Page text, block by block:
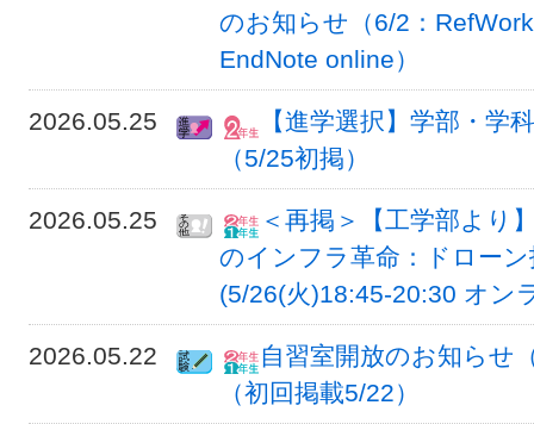
のお知らせ（6/2：
EndNote online）
2026.05.25
【進学選択】学部・学
（5/25初掲）
2026.05.25
＜再掲＞【工学部より
のインフラ革命：ドロー
(5/26(火)18:45-20:30 オン
2026.05.22
自習室開放のお知らせ
（初回掲載5/22）